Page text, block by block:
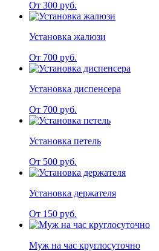
От 300 руб.
Установка жалюзи
От 700 руб.
Установка диспенсера
От 700 руб.
Установка петель
От 500 руб.
Установка держателя
От 150 руб.
Муж на час круглосуточно